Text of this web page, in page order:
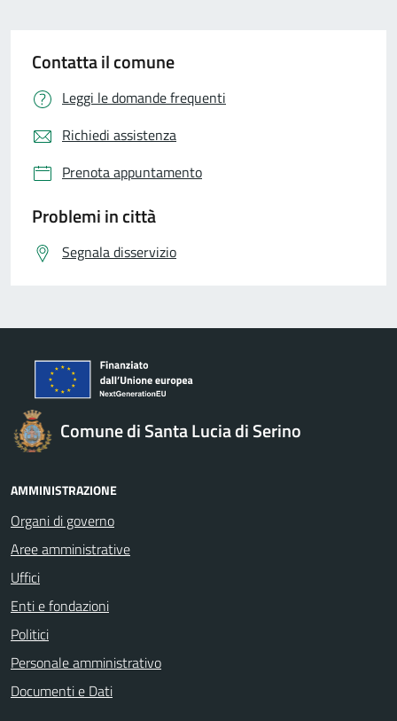
Contatta il comune
Leggi le domande frequenti
Richiedi assistenza
Prenota appuntamento
Problemi in città
Segnala disservizio
Comune di Santa Lucia di Serino
AMMINISTRAZIONE
Organi di governo
Aree amministrative
Uffici
Enti e fondazioni
Politici
Personale amministrativo
Documenti e Dati